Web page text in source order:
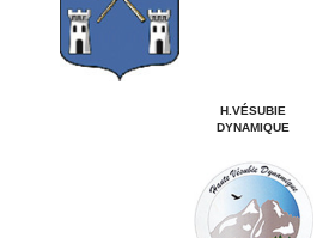
H.VÉSUBIE
DYNAMIQUE